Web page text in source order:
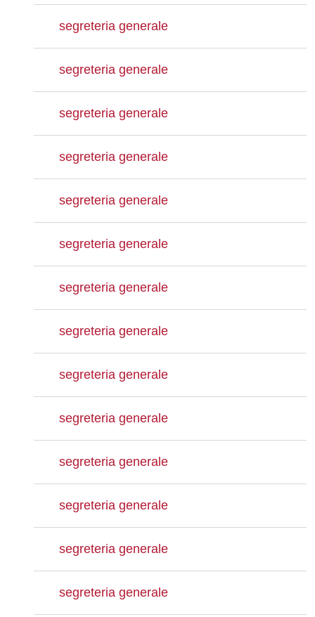
segreteria generale
segreteria generale
segreteria generale
segreteria generale
segreteria generale
segreteria generale
segreteria generale
segreteria generale
segreteria generale
segreteria generale
segreteria generale
segreteria generale
segreteria generale
segreteria generale